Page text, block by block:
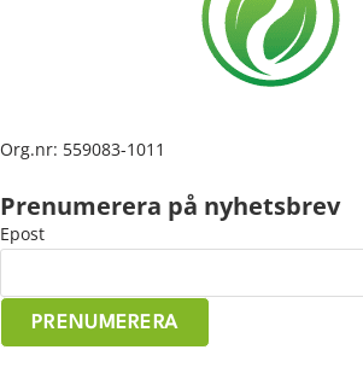
Org.nr: 559083-1011
Prenumerera på nyhetsbrev
Epost
PRENUMERERA